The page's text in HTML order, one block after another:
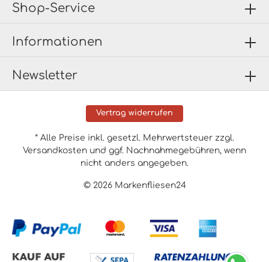
Newsletter
Shop-Service
Informationen
Vertrag widerrufen
© 2026 Markenfliesen24
* Alle Preise inkl. gesetzl. Mehrwertsteuer zzgl.
Versandkosten und ggf. Nachnahmegebühren, wenn
nicht anders angegeben.